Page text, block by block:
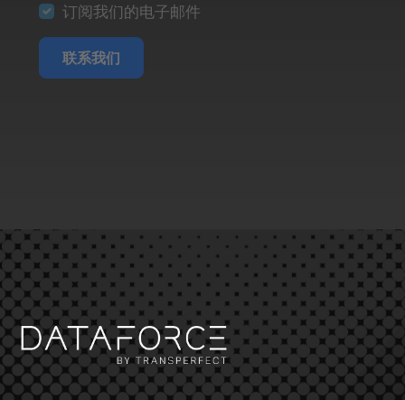
订阅我们的电子邮件
联系我们